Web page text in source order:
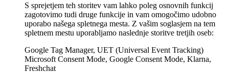
S sprejetjem teh storitev vam lahko poleg osnovnih funkcij
zagotovimo tudi druge funkcije in vam omogočimo udobno
uporabo našega spletnega mesta. Z vašim soglasjem na tem
spletnem mestu uporabljamo naslednje storitve tretjih oseb:
Google Tag Manager, UET (Universal Event Tracking)
Microsoft Consent Mode, Google Consent Mode, Klarna,
Freshchat